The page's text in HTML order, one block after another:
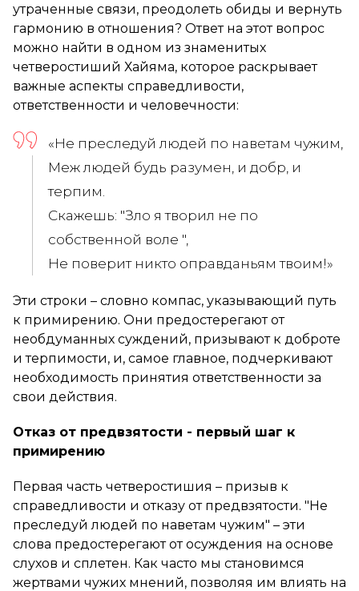
утраченные связи, преодолеть обиды и вернуть
гармонию в отношения? Ответ на этот вопрос
можно найти в одном из знаменитых
четверостиший Хайяма, которое раскрывает
важные аспекты справедливости,
ответственности и человечности:
«Не преследуй людей по наветам чужим,
Меж людей будь разумен, и добр, и
терпим.
Скажешь: "Зло я творил не по
собственной воле ",
Не поверит никто оправданьям твоим!»
Эти строки – словно компас, указывающий путь
к примирению. Они предостерегают от
необдуманных суждений, призывают к доброте
и терпимости, и, самое главное, подчеркивают
необходимость принятия ответственности за
свои действия.
Отказ от предвзятости - первый шаг к
примирению
Первая часть четверостишия – призыв к
справедливости и отказу от предвзятости. "Не
преследуй людей по наветам чужим" – эти
слова предостерегают от осуждения на основе
слухов и сплетен. Как часто мы становимся
жертвами чужих мнений, позволяя им влиять на